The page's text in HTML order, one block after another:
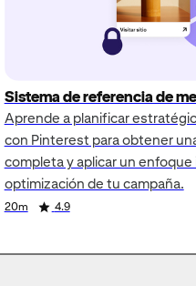
Sistema de referencia de
Aprende a planificar
con Pinterest para obtener
completa y aplicar un enfoque
optimización de tu campaña.
20m 4.9